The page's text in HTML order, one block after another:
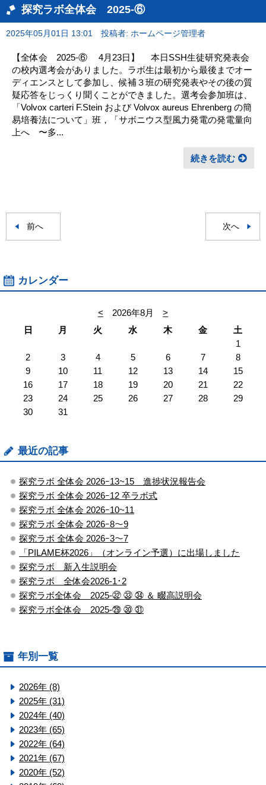
探究ラボ全体会 2025-⑥
2025年05月01日 13:01 投稿者: ホームページ管理者
【全体会 2025-⑥ 4月23日】 本日SSH生徒研究発表会
の校内選考会がありました。ラボ生は最初から最後までオー
ディエンスとして参加し、候補３班の研究発表やその後の質
疑応答をじっくり聞くことができました。選考会参加班は、
「Volvox carteri F.Stein および Volvox aureus Ehrenberg の簡
易培養法について」班，「サボニウス型風力発電の発電量向
上へ 〜多...
続きを読む
前へ 次へ
カレンダー
< 2026年8月
>
日
月 火 水 木 金
土
1
2
3 4 5 6 7
8
9
10 11 12 13 14
15
16
17 18 19 20 21
22
23
24 25 26 27 28
29
30
31
最近の記事
探究ラボ 全体会 2026ｰ13~15 進捗状況報告会
探究ラボ 全体会 2026ｰ12 卒ラボ式
探究ラボ 全体会 2026ｰ10~11
探究ラボ 全体会 2026ｰ8～9
探究ラボ 全体会 2026ｰ3～7
「PILAME杯2026」（オンライン予選）に出場しました
探究ラボ 新入生説明会
探究ラボ 全体会2026-1･2
探究ラボ全体会 2025-㉜ ㉝ ㉞ ＆ 畷高説明会
探究ラボ全体会 2025-㉙ ㉚ ㉛
年別一覧
2026年 (8)
2025年 (31)
2024年 (40)
2023年 (65)
2022年 (64)
2021年 (67)
2020年 (52)